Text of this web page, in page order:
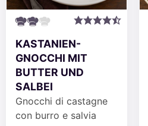
KASTANIEN-
GNOCCHI MIT
BUTTER UND
SALBEI
Gnocchi di castagne
con burro e salvia